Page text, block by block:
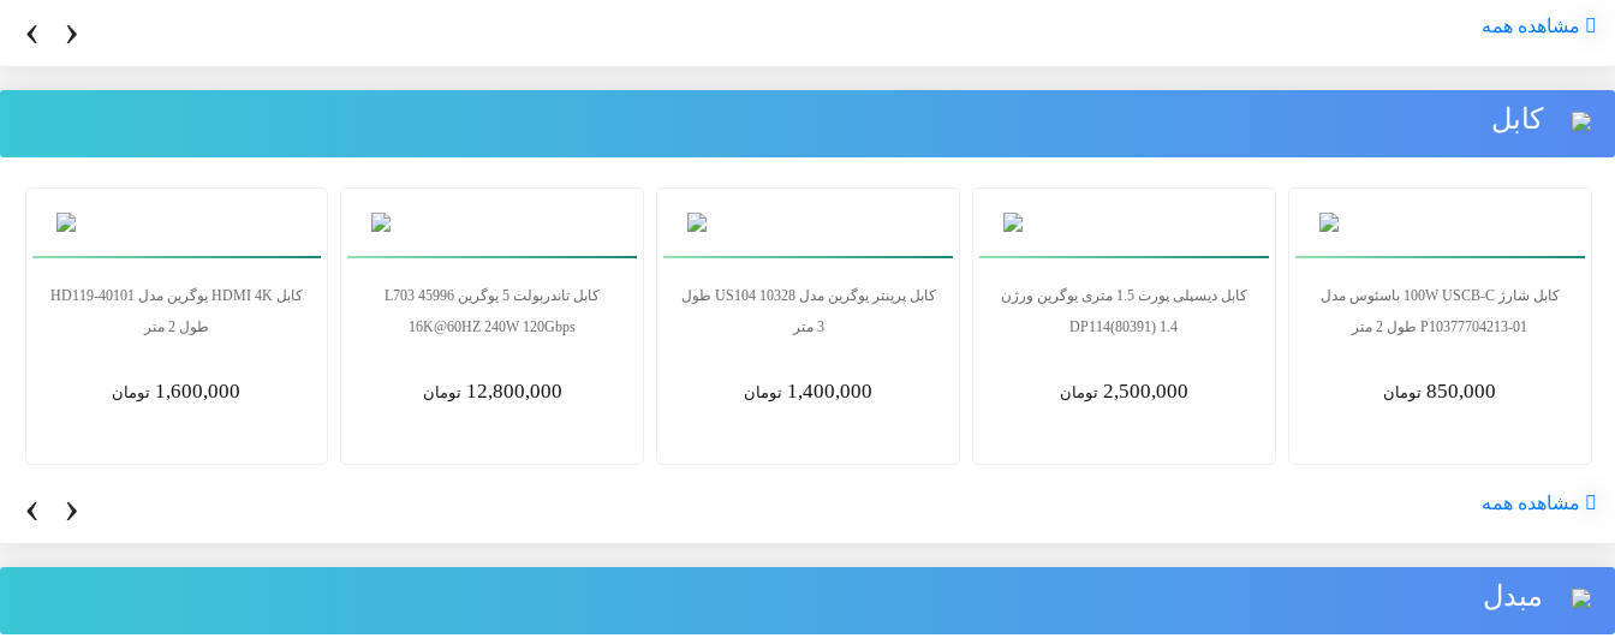
‹ › مشاهده همه
کابل
کابل تاندربولت 5 یوگرین L703 45996
16K@60HZ 240W 120Gbps
12,800,000 تومان
کابل پرینتر یوگرین مدل US104 10328 طول
3 متر
1,400,000 تومان
کابل دیسپلی پورت 1.5 متری یوگرین ورژن
2,500,000 تومان
کابل شارژ 100W USCB-C باسئوس مدل
P10377704213-01 طول 2 متر
850,000 تومان
کابل 2.1 HDMI یوگرین مدل HD135 80602
طول 3 متر
6,500,000 تومان
‹ › مشاهده همه
مبدل